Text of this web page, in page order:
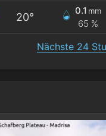
20°
0.1 mm
65 %
Nächste 24